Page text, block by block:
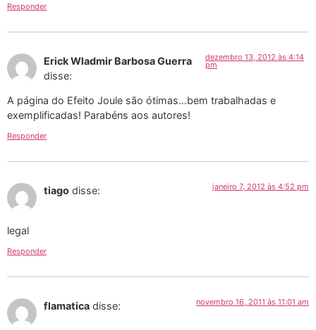
Responder
Erick Wladmir Barbosa Guerra
disse:
dezembro 13, 2012 às 4:14
pm
A página do Efeito Joule são ótimas…bem trabalhadas e
exemplificadas! Parabéns aos autores!
Responder
tiago disse: janeiro 7, 2012 às 4:52 pm
legal
Responder
flamatica disse: novembro 16, 2011 às 11:01 am